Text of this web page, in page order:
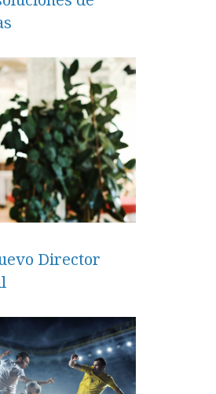
Director